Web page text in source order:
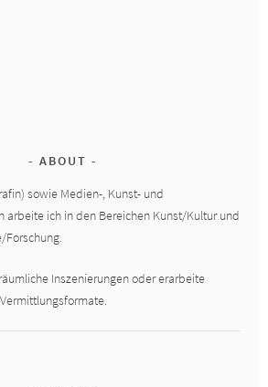
ABOUT
sowie Medien-, Kunst- und
arbeite ich in den Bereichen Kunst/Kultur und
Forschung.
Inszenierungen oder erarbeite